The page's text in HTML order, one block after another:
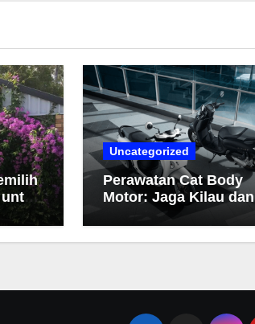
untuk
Uncategorized
Perawatan Cat Body
Motor: Jaga Kilau dan
Warna Tetap Awet